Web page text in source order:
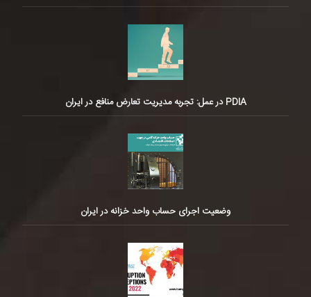
PDIA در عمل: تجربه مدیریت تعارض منافع در ایران
وضعیت اجرای حساب واحد خزانه در ایران